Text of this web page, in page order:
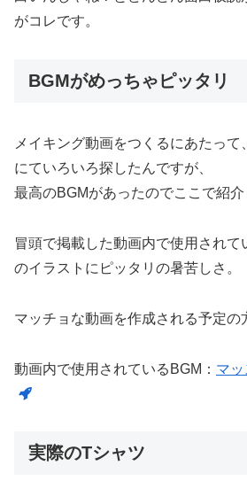
がコレです。
BGMがめっちゃピッタリ
メイキング動画をつくるにあたって
にていろいろ探したんですが、
最高のBGMがあったのでここで紹介
冒頭で掲載した動画内で使用されて
のイラストにピッタリの暑苦しさ。
マッチョな動画を作成される予定の
動画内で使用されているBGM： マ
実際のTシャツ